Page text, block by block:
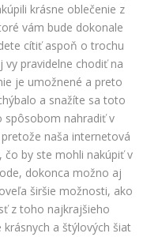
krásne oblečenie z
vám bude dokonale
cítiť aspoň o trochu
vy pravidelne chodiť na
je umožnené a preto
a snažíte sa toto
spôsobom nahradiť v
naša internetová
čo by ste mohli nakúpiť v
dokonca možno aj
širšie možnosti, ako
z toho najkrajšieho
a štýlových šiat